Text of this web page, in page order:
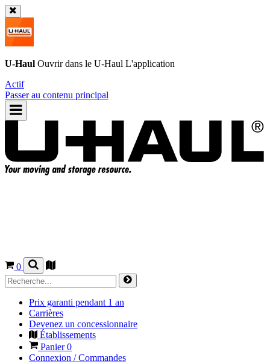
U-Haul Ouvrir dans le U-Haul L'application
Actif
Passer au contenu principal
0
Prix garanti pendant 1 an
Carrières
Devenez un concessionnaire
Établissements
Panier0
Connexion / Commandes